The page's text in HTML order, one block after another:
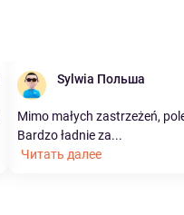
Sylwia Польша
Mimo małych zastrzeżeń,
Bardzo ładnie za...
Читать далее